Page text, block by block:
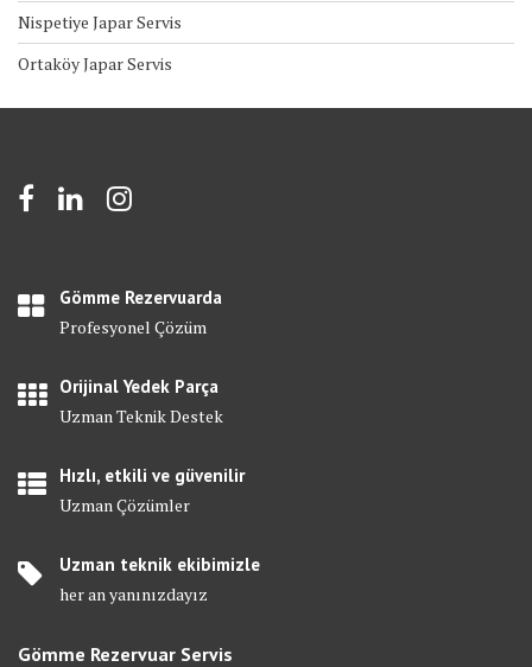
Nispetiye Japar Servis
Ortaköy Japar Servis
Gömme Rezervuarda
Profesyonel Çözüm
Orijinal Yedek Parça
Uzman Teknik Destek
Hızlı, etkili ve güvenilir
Uzman Çözümler
Uzman teknik ekibimizle
her an yanınızdayız
Gömme Rezervuar Servis